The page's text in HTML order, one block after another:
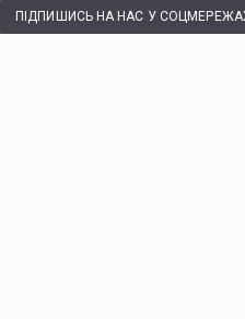
ПІДПИШИСЬ НА НАС У